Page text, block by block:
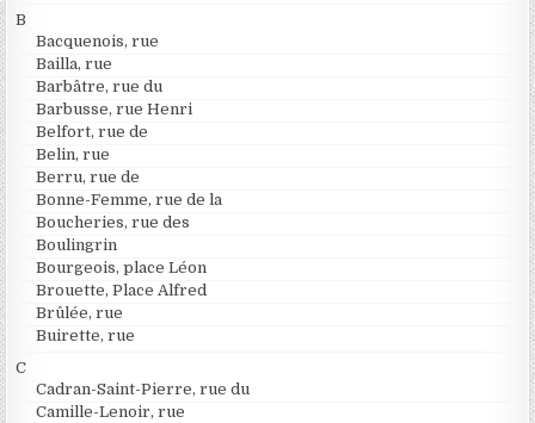
B
Bacquenois, rue
Bailla, rue
Barbâtre, rue du
Barbusse, rue Henri
Belfort, rue de
Belin, rue
Berru, rue de
Bonne-Femme, rue de la
Boucheries, rue des
Boulingrin
Bourgeois, place Léon
Brouette, Place Alfred
Brûlée, rue
Buirette, rue
C
Cadran-Saint-Pierre, rue du
Camille-Lenoir, rue